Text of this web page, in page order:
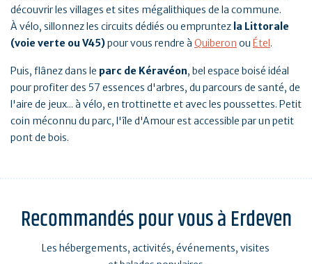
découvrir les villages et sites mégalithiques de la commune.
À vélo, sillonnez les circuits dédiés ou empruntez la Littorale
(voie verte ou V45)pour vous rendre à Quiberon ou Étel.
Puis, flânez dans le parc de Kéravéon, bel espace boisé idéal
pour profiter des 57 essences d'arbres, du parcours de santé, de
l'aire de jeux... à vélo, en trottinette et avec les poussettes. Petit
coin méconnu du parc, l'île d'Amour est accessible par un petit
pont de bois.
Recommandés pour vous à Erdeven
Les hébergements, activités, événements, visites